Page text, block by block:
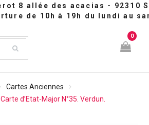
0
Cartes Anciennes
Carte d’Etat-Major N°35. Verdun.